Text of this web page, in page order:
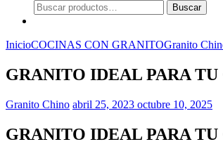
Buscar
por:
Buscar
InicioCOCINAS CON GRANITOGranito
GRANITO IDEAL PARA TU
Granito Chino abril 25, 2023 octubre 10, 2025
GRANITO IDEAL PARA TU